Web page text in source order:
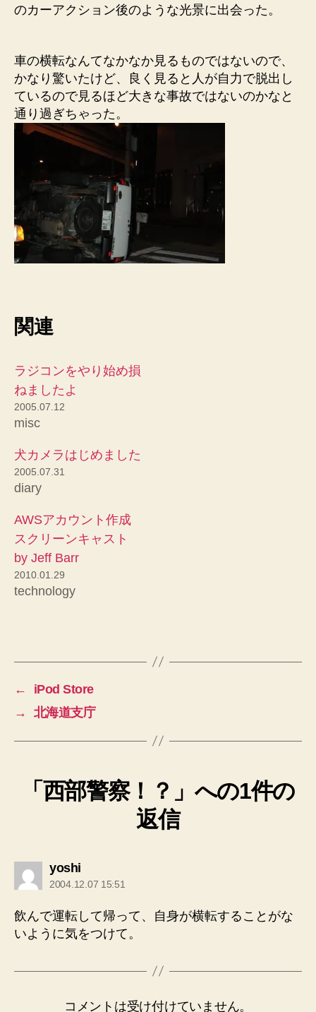
のカーアクション後のような光景に出会った。
車の横転なんてなかなか見るものではないので、
かなり驚いたけど、良く見ると人が自力で脱出し
ているので見るほど大きな事故ではないのかなと
通り過ぎちゃった。
関連
ラジコンをやり始め損
ねましたよ
2005.07.12
misc
犬カメラはじめました
2005.07.31
diary
AWSアカウント作成
スクリーンキャスト
by Jeff Barr
2010.01.29
technology
←
iPod Store
→
北海道支庁
「西部警察！？」への1件の
返信
yoshiの
発
2004.12.07 15:51
飲んで運転して帰って、自身が横転することがな
いように気をつけて。
コメントは受け付けていません。